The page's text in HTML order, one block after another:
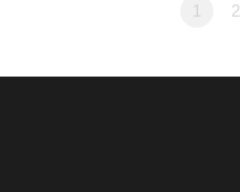
1 2